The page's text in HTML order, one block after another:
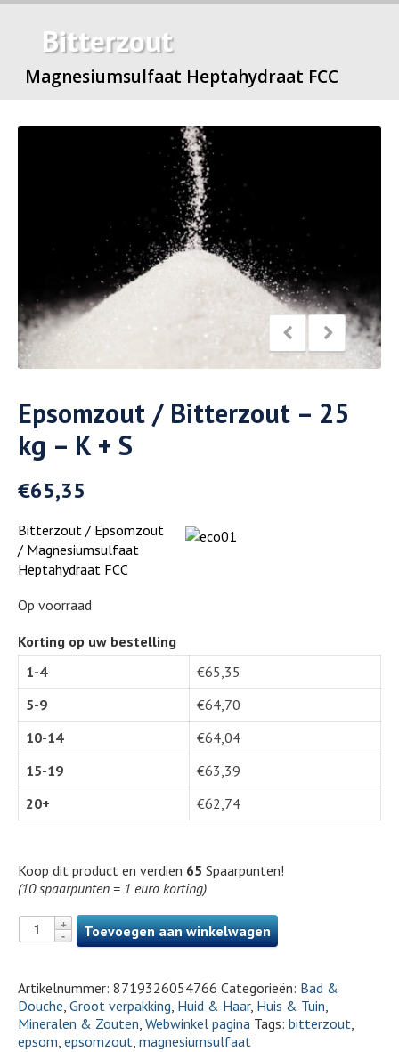
Bitterzout
Magnesiumsulfaat Heptahydraat FCC
Epsomzout / Bitterzout – 25
kg – K + S
€65,35
Bitterzout / Epsomzout
/ Magnesiumsulfaat
Heptahydraat FCC
Op voorraad
Korting op uw bestelling
1-4
€65,35
5-9
€64,70
10-14
€64,04
15-19
€63,39
20+
€62,74
Koop dit product en verdien 65 Spaarpunten!
(10 spaarpunten = 1 euro korting)
Toevoegen aan winkelwagen
Artikelnummer: 8719326054766 Categorieën: Bad &
Douche, Groot verpakking, Huid & Haar, Huis & Tuin,
Mineralen & Zouten, Webwinkel pagina Tags: bitterzout,
epsom, epsomzout, magnesiumsulfaat